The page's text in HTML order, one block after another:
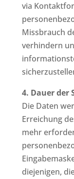
via
Missbrauch
verhindern
4. Dauer der
Die Daten
Erreichung
mehr
diejenigen,